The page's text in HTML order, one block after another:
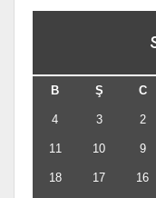
C
Ş
B
10
11
16
17
18